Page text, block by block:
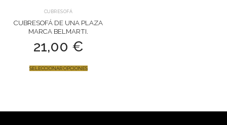
CUBRESOFÁ
CUBRESOFÁ DE UNA PLAZA
MARCA BELMARTI.
21,00 €
SELECCIONAR OPCIONES